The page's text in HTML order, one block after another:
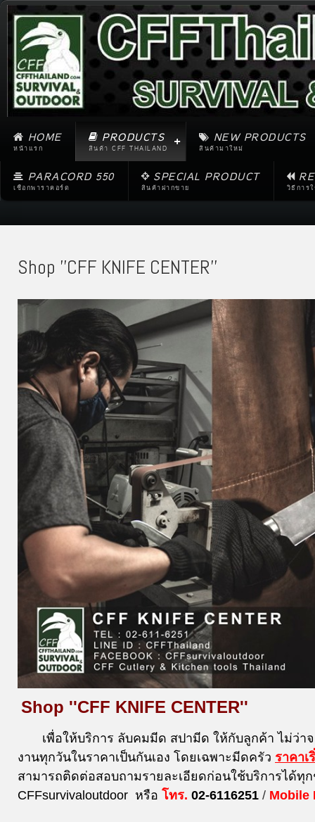
HOME
หน้าแรก
PRODUCTS
สินค้า CFF THAILAND
NEW PRODUCTS
สินค้ามาใหม่
PARACORD 550
เชือกพาราคอร์ด
SPECIAL PRODUCT
สินค้าฝากขาย วิธีการ
Shop ''CFF KNIFE CENTER''
Shop ''CFF KNIFE CENTER''
เพื่อให้บริการ ลับคมมีด สปามีด ให้กับลูกค้า ไม่ว่
งานทุกวันในราคาเป็นกันเอง โดยเฉพาะมีดครัว ราคาเ
สามารถติดต่อสอบถามรายละเอียดก่อนใช้บริการได้ทุ
CFFsurvivaloutdoor หรือ โทร. 02-6116251 / Mobile